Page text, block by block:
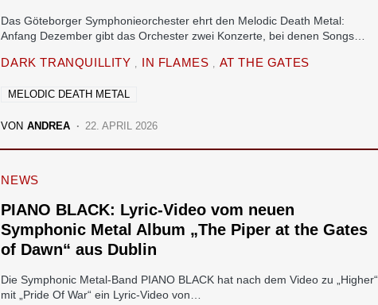
Das Göteborger Symphonieorchester ehrt den Melodic Death Metal:
Anfang Dezember gibt das Orchester zwei Konzerte, bei denen Songs…
DARK TRANQUILLITY IN FLAMES AT THE GATES
MELODIC DEATH METAL
VON ANDREA 22. APRIL 2026
NEWS
PIANO BLACK: Lyric-Video vom neuen
Symphonic Metal Album „The Piper at the Gates
of Dawn“ aus Dublin
Die Symphonic Metal-Band PIANO BLACK hat nach dem Video zu „Higher“
mit „Pride Of War“ ein Lyric-Video von…